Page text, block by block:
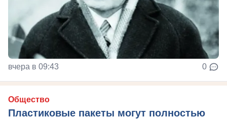
вчера в 09:43 0
Общество
Пластиковые пакеты могут полностью